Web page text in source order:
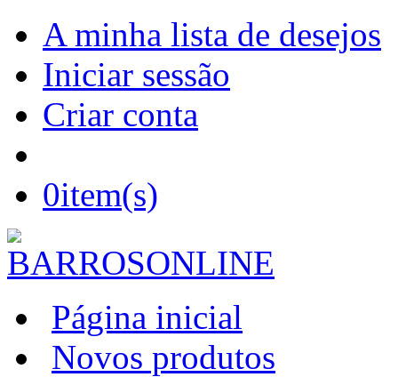
A minha lista de desejos
Iniciar sessão
Criar conta
0item(s)
Página inicial
Novos produtos